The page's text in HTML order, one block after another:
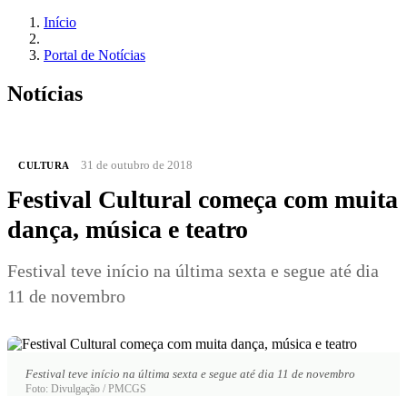
Início
Portal de Notícias
Notícias
CULTURA 31 de outubro de 2018
Festival Cultural começa com muita
dança, música e teatro
Festival teve início na última sexta e segue até dia
11 de novembro
Festival teve início na última sexta e segue até dia 11 de novembro
Foto: Divulgação / PMCGS